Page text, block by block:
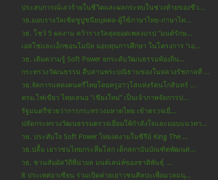
ประสบการณ์เลวร้ายในชีวิตและผลกระทบในช่วงท้ายของชีว...
วธ.มอบรางวัลเชิดชูปูชนียบุคคล-ผู้ใช้ภาษาไทย-ภาษาไท...
วธ. โชว์ 5 ผลงาน คว้ารางวัลสุดยอดเพลงแรป “มนต์รักษ...
เอสโซ่และเอ็กซอนโมบิล มอบทุนการศึกษา ในโครงการ “เอ...
วธ. เติมความรู้ Soft Power ยกระดับวัฒนธรรมท้องถิ่น...
กระทรวงวัฒนธรรม สืบสานพระปณิธานของในหลวงรัชกาลที่ ...
วธ.จัดการแสดงดนตรีไทยโดยครูอาวุโสแห่งรัตนโกสินทร์ ...
ครม.ไฟเขียว ไทยเสนอ “เชียงใหม่” เป็นเจ้าภาพจัดการป...
รัฐมนตรีช่วยว่าการกระทรวงมหาดไทย เข้าตรวจเยี่...
ปลัดกระทรวงวัฒนธรรมตรวจเยี่ยมให้กำลังใจและมอบแนวทา...
วธ. ประทับใจ Soft Power ไทยงดงามในซีรีย์ King The ...
วธ.ปลื้ม เยาวชนไทยกระหึ่มโลก เด็กสถาบันบัณฑิตพัฒนศ...
วธ. ชวนสัมผัสวิถีที่น่ายล มนต์เสน่ห์ของชาติพันธุ์ ...
8 ประเทศอาเซียน ร่วมเปิดค่ายเยาวชนศิลปะเพื่อมวลมนุ...